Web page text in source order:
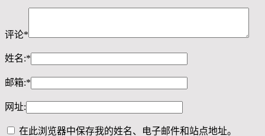
评论*
姓名:*
邮箱:*
网址:
在此浏览器中保存我的姓名、电子邮件和站点地址。